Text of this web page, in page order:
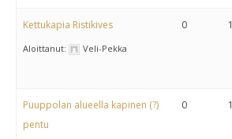
Kettukapia Ristikives
Aloittanut: Veli-Pekka
0 1
Puuppolan alueella kapinen (?)
pentu
0 1